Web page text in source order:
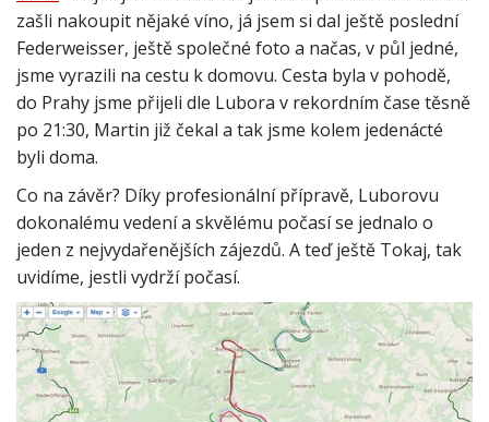
zašli nakoupit nějaké víno, já jsem si dal ještě poslední
Federweisser, ještě společné foto a načas, v půl jedné,
jsme vyrazili na cestu k domovu. Cesta byla v pohodě,
do Prahy jsme přijeli dle Lubora v rekordním čase těsně
po 21:30, Martin již čekal a tak jsme kolem jedenácté
byli doma.
Co na závěr? Díky profesionální přípravě, Luborovu
dokonalému vedení a skvělému počasí se jednalo o
jeden z nejvydařenějších zájezdů. A teď ještě Tokaj, tak
uvidíme, jestli vydrží počasí.